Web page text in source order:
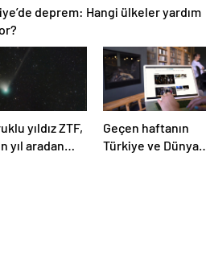
deprem: Hangi ülkeler yardım
yıldız ZTF,
yıl aradan
Geçen haftanın
Türkiye ve Dünya